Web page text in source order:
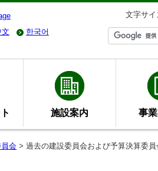
文字サイ
한국어
施設案内 事
会 > 過去の建設委員会および予算決算委